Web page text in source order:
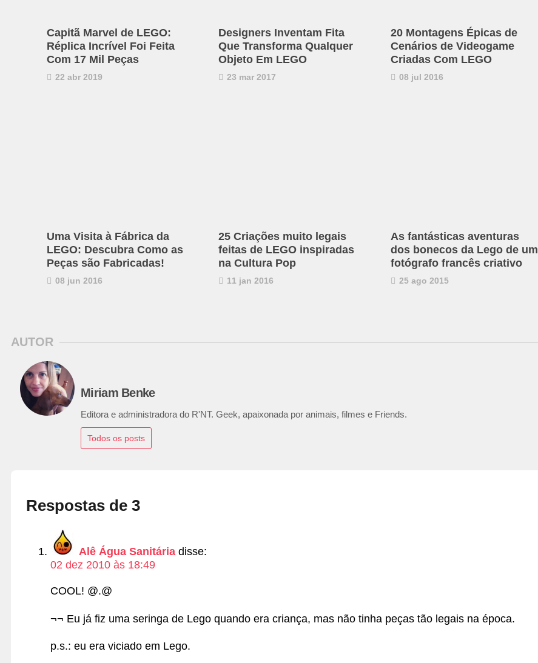
Capitã Marvel de LEGO:
Réplica Incrível Foi Feita
Com 17 Mil Peças
22 abr 2019
Designers Inventam Fita
Que Transforma Qualquer
Objeto Em LEGO
23 mar 2017
20 Montagens Épicas de
Cenários de Videogame
Criadas Com LEGO
08 jul 2016
Uma Visita à Fábrica da
LEGO: Descubra Como as
Peças são Fabricadas!
08 jun 2016
25 Criações muito legais
feitas de LEGO inspiradas
na Cultura Pop
11 jan 2016
As fantásticas aventuras
dos bonecos da Lego de um
fotógrafo francês criativo
25 ago 2015
AUTOR
Miriam Benke
Editora e administradora do R'NT. Geek, apaixonada por animais, filmes e Friends.
Todos os posts
Respostas de 3
Alê Água Sanitária disse:
02 dez 2010 às 18:49
COOL! @.@
¬¬ Eu já fiz uma seringa de Lego quando era criança, mas não tinha peças tão legais na época.
p.s.: eu era viciado em Lego.